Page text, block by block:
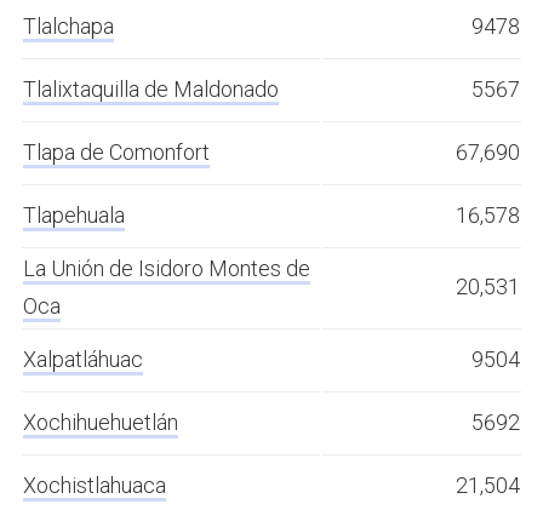
Tlalchapa 9478
Tlalixtaquilla de Maldonado 5567
Tlapa de Comonfort 67,690
Tlapehuala 16,578
La Unión de Isidoro Montes de
Oca
20,531
Xalpatláhuac 9504
Xochihuehuetlán 5692
Xochistlahuaca 21,504